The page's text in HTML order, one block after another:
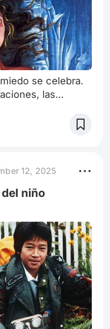
se celebra.
las
esa adrenalina
cine de horror: la
on Elm Street
Des
12, 2025
niño